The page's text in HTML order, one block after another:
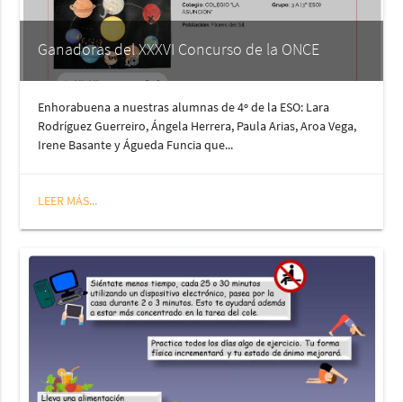
Ganadoras del XXXVI Concurso de la ONCE
Enhorabuena a nuestras alumnas de 4º de la ESO: Lara
Rodríguez Guerreiro, Ángela Herrera, Paula Arias, Aroa Vega,
Irene Basante y Águeda Funcia que...
LEER MÁS...